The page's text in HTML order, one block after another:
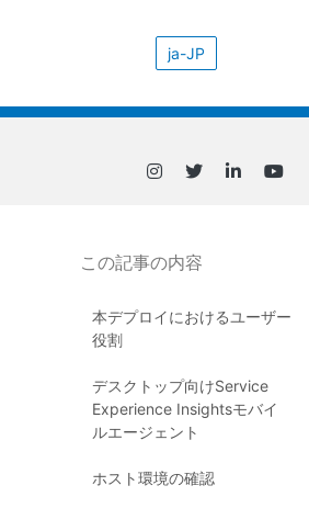
ja-JP
この記事の内容
本デプロイにおけるユーザー
役割
デスクトップ向けService
Experience Insightsモバイ
ルエージェント
ホスト環境の確認